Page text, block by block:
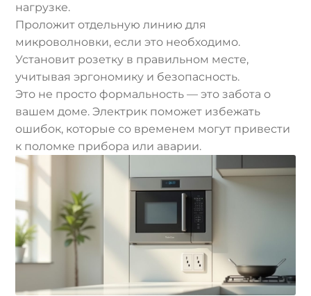
нагрузке.
Проложит отдельную линию для
микроволновки, если это необходимо.
Установит розетку в правильном месте,
учитывая эргономику и безопасность.
Это не просто формальность — это забота о
вашем доме. Электрик поможет избежать
ошибок, которые со временем могут привести
к поломке прибора или аварии.